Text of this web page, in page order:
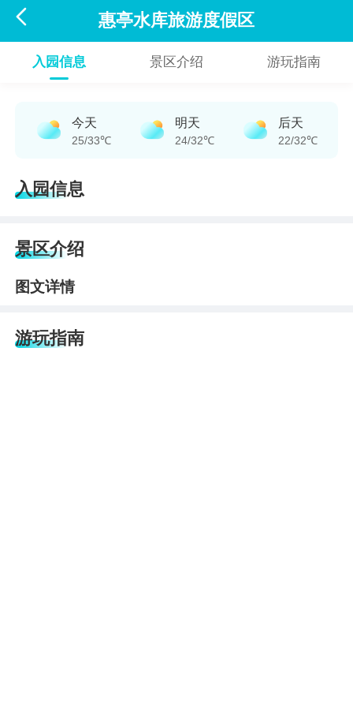
 惠亭水库旅游度假区
入园信息 景区介绍 游玩指南
今天
25/33℃
明天
24/32℃
后天
22/32℃
入园信息
景区介绍
图文详情
游玩指南